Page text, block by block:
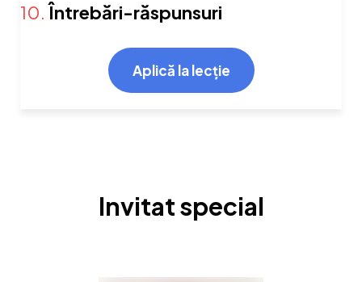
10. Întrebări-răspunsuri
Aplică la lecție
Invitat special